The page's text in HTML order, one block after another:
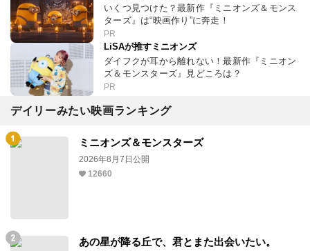
いくつ見つけた？最新作『ミニオンズ＆モンス
ターズ』は“映画作り”に奔走！
PR
LiSAが推すミニオンズ
ダイフクが耳から離れない！最新作『ミニオン
ズ＆モンスターズ』見どころは？
PR
デイリーみたい映画ランキング
ミニオンズ＆モンスターズ
2026年8月7日公開
12660
あの星が降る丘で、君とまた出会いたい。